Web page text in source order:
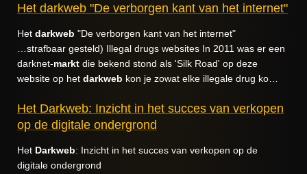
Het darkweb "De verborgen kant van het internet"
Het darkweb "De verborgen kant van het internet"
…strafbaar gesteld) Illegal drugs websites In 2011 was er een
darknet-markt die bekend stond als 'Silk Road' op deze
website op het darkweb kon je zowat elke illegale drug ko…
Het Darkweb: Inzicht in het succes van verkopen
op de digitale ondergrond
Het Darkweb: Inzicht in het succes van verkopen op de
digitale ondergrond